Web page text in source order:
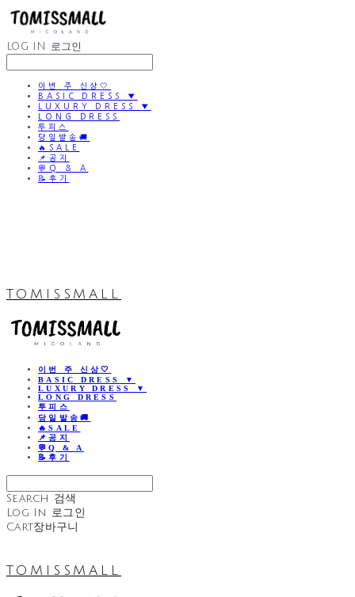
LOG IN 로그인
이번 주 신상🤍
BASIC DRESS ▼
LUXURY DRESS ▼
LONG DRESS
투피스
당일발송🚚
🔥SALE
📌공지
💬Q & A
📝후기
TOMISSMALL
이번 주 신상🤍
BASIC DRESS ▼
LUXURY DRESS ▼
LONG DRESS
투피스
당일발송🚚
🔥SALE
📌공지
💬Q & A
📝후기
Search 검색
Log In 로그인
Cart장바구니
TOMISSMALL